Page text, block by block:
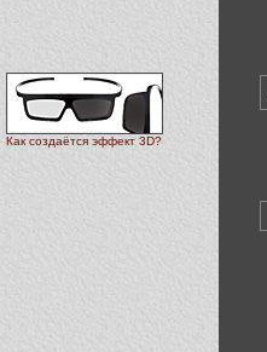
Как создаётся эффект 3D?